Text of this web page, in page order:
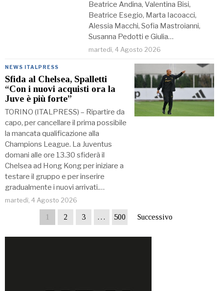
Beatrice Andina, Valentina Bisi,
Beatrice Esegio, Marta Iacoacci,
Alessia Macchi, Sofia Mastroianni,
Susanna Pedotti e Giulia…
martedì, 4 Agosto 2026
NEWS ITALPRESS
Sfida al Chelsea, Spalletti
“Con i nuovi acquisti ora la
Juve è più forte”
TORINO (ITALPRESS) – Ripartire da
capo, per cancellare il prima possibile
la mancata qualificazione alla
Champions League. La Juventus
domani alle ore 13.30 sfiderà il
Chelsea ad Hong Kong per iniziare a
testare il gruppo e per inserire
gradualmente i nuovi arrivati.…
martedì, 4 Agosto 2026
1 2 3 … 500 Successivo